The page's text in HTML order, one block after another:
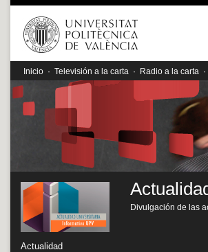
Inicio · Televisión a la carta · Radio a la carta ·
Actualidad
Divulgación de las